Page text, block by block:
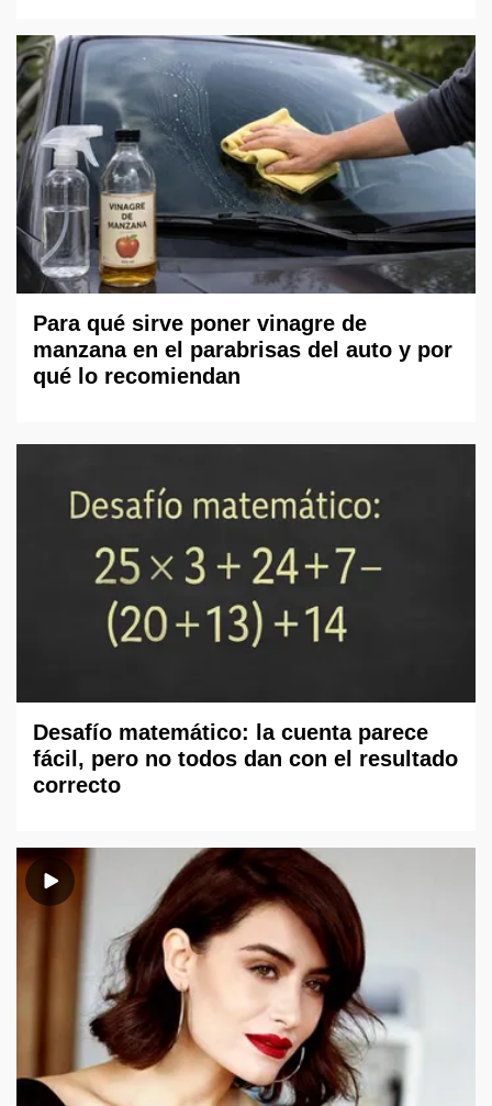
Para qué sirve poner vinagre de
manzana en el parabrisas del auto y por
qué lo recomiendan
Desafío matemático: la cuenta parece
fácil, pero no todos dan con el resultado
correcto